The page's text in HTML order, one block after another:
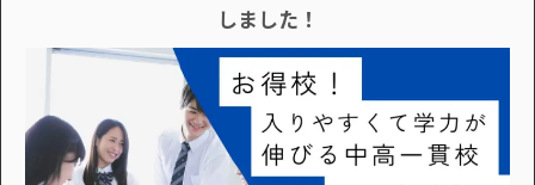
しました！